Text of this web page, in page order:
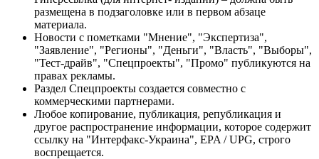
размещена в подзаголовке или в первом абзаце
материала.
Новости с пометками "Мнение", "Экспертиза",
"Заявление", "Регионы", "Деньги", "Власть", "Выборы",
"Тест-драйв", "Спецпроекты", "Промо" публикуются на
правах рекламы.
Раздел Спецпроекты создается совместно с
коммерческими партнерами.
Любое копирование, публикация, републикация и
другое распространение информации, которое содержит
ссылку на "Интерфакс-Украина", EPA / UPG, строго
воспрещается.